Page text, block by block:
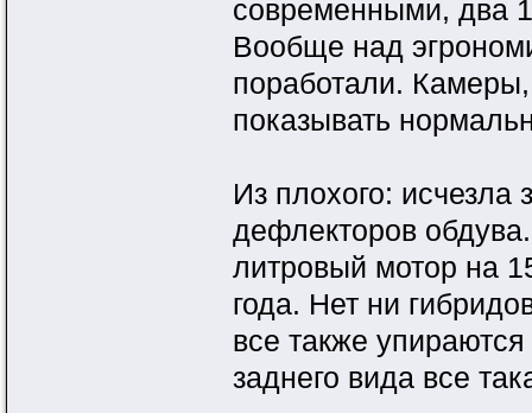
современными, два
Вообще над
поработали. Камеры,
показывать
Из плохого: исчезла
дефлекторов
литровый мотор на
года. Нет ни
все также
заднего вида все